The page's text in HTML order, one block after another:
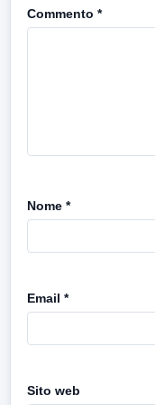
Commento *
Nome *
Email *
Sito web